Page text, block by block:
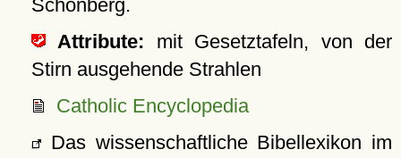
Schönberg.
Attribute: mit Gesetztafeln, von der
Stirn ausgehende Strahlen
Catholic Encyclopedia
Das wissenschaftliche Bibellexikon im